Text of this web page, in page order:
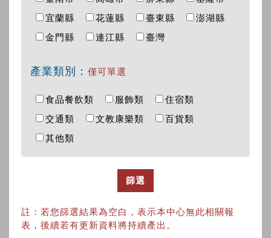
宜蘭縣
花蓮縣 臺東縣
澎湖縣
金門縣
連江縣 臺灣
產業類別： 僅可單選
食品餐飲類 服飾類
住宿類
交通類
文教康樂類
百貨類
其他類
篩選
註：若您篩選結果為空白，表示本中心無此相關報
表，後續若有更新資料將持續產出。